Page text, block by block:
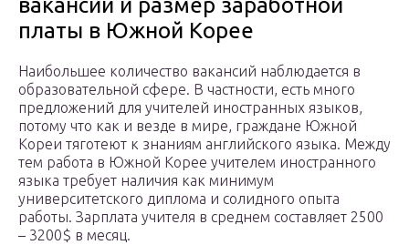
вакансии и размер заработной
платы в Южной Корее
Наибольшее количество вакансий наблюдается в
образовательной сфере. В частности, есть много
предложений для учителей иностранных языков,
потому что как и везде в мире, граждане Южной
Кореи тяготеют к знаниям английского языка. Между
тем работа в Южной Корее учителем иностранного
языка требует наличия как минимум
университетского диплома и солидного опыта
работы. Зарплата учителя в среднем составляет 2500
– 3200$ в месяц.